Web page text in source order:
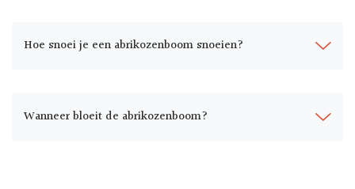
Hoe snoei je een abrikozenboom snoeien?
Wanneer bloeit de abrikozenboom?